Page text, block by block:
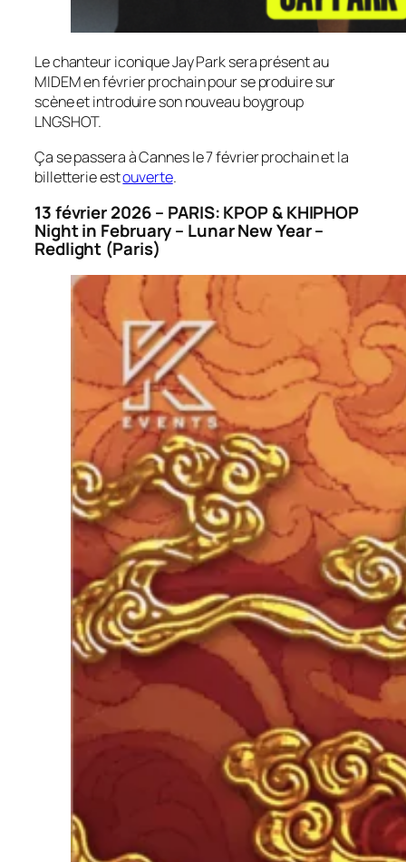
Le chanteur iconique Jay Park sera présent au
MIDEM en février prochain pour se produire sur
scène et introduire son nouveau boygroup
LNGSHOT.
Ça se passera à Cannes le 7 février prochain et la
billetterie estouverte.
13 février 2026 – PARIS: KPOP & KHIPHOP
Night in February – Lunar New Year –
Redlight (Paris)